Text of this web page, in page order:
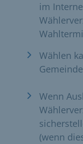
im
Wählen
Wenn
(wenn